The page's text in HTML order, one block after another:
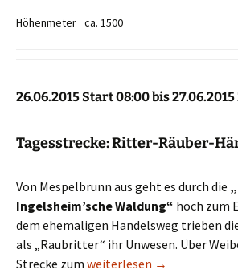
Höhenmeter ca. 1500
26.06.2015 Start 08:00 bis
Tagesstrecke: Ritter-Räuber-
Von Mespelbrunn aus geht es durch die
Ingelsheim’sche Waldung“ hoch zum
dem ehemaligen Handelsweg trieben
als „Raubritter“ ihr Unwesen. Über
Strecke zum Wanderkultevent 24
weiterlesen →